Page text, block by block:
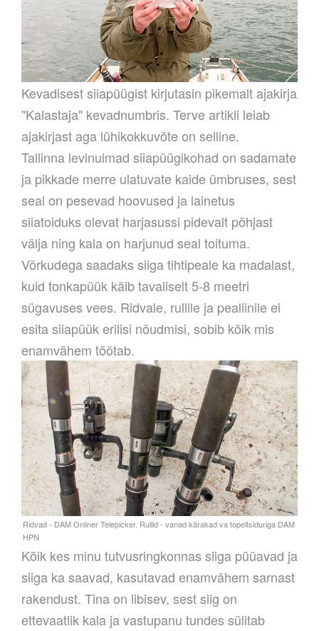
Kevadisest siiapüügist kirjutasin pikemalt ajakirja
"Kalastaja" kevadnumbris. Terve artikli leiab
ajakirjast aga lühikokkuvõte on selline.
Tallinna levinuimad siiapüügikohad on sadamate
ja pikkade merre ulatuvate kaide ümbruses, sest
seal on pesevad hoovused ja lainetus
siiatoiduks olevat harjasussi pidevalt põhjast
välja ning kala on harjunud seal toituma.
Võrkudega saadaks siiga tihtipeale ka madalast,
kuid tonkapüük käibtavaliselt 5-8 meetri
sügavuses vees. Ridvale, rullile ja pealiinile ei
esita siiapüük erilisi nõudmisi, sobib kõik mis
enamvähem töötab.
Kõik kes minu tutvusringkonnas siiga püüavad ja
siiga ka saavad, kasutavad enamvähem sarnast
rakendust. Tina on libisev, sest siig on
ettevaatlik kala ja vastupanu tundes sülitab